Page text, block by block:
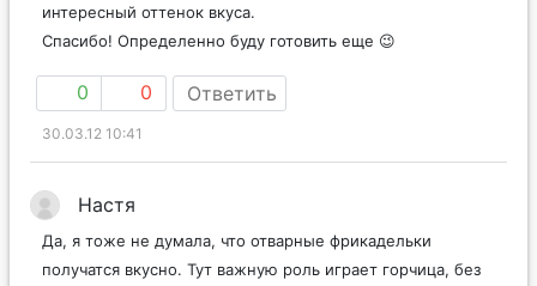
интересный оттенок вкуса.
Спасибо! Определенно буду готовить еще 😉
0 0 Ответить
30.03.12 10:41
Настя
Да, я тоже не думала, что отварные фрикадельки
получатся вкусно. Тут важную роль играет горчица, без